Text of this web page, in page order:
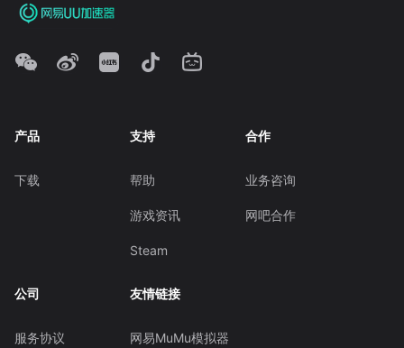
产品
下载
支持
帮助
游戏资讯
Steam
合作
业务咨询
网吧合作
公司
服务协议
友情链接
网易MuMu模拟器